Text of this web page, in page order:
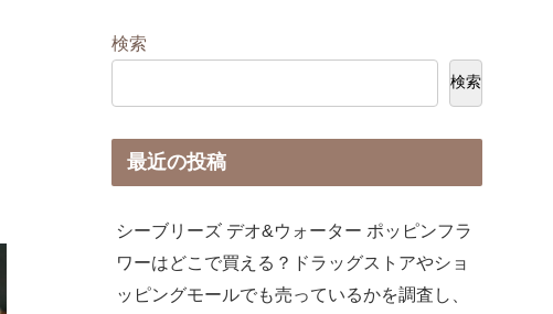
検索
検索
最近の投稿
シーブリーズ デオ&ウォーター ポッピンフラ
ワーはどこで買える？ドラッグストアやショ
ッピングモールでも売っているかを調査し、